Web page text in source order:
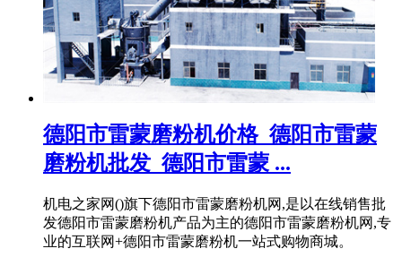
德阳市雷蒙磨粉机价格_德阳市雷蒙
磨粉机批发_德阳市雷蒙 ...
机电之家网()旗下德阳市雷蒙磨粉机网,是以在线销售批
发德阳市雷蒙磨粉机产品为主的德阳市雷蒙磨粉机网,专
业的互联网+德阳市雷蒙磨粉机一站式购物商城。